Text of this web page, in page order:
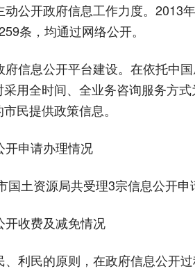
公开政府信息工作力度。2013
条，均通过网络公开。
信息公开平台建设。在依托中
用全时间、全业务咨询服务方
民提供政策信息。
申请办理情况
土资源局共受理3宗信息公开申
收费及减免情况
利民的原则，在政府信息公开